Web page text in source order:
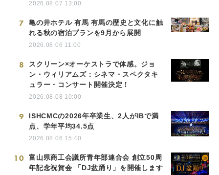
2026.08.07 13:00
7
亀の井ホテル 有馬 有馬の歴史と文化に触
れる秋の宿泊プランを9月から展開
2026.08.06 11:00
8
スクリーン×オーケストラで体感。ジョ
ン・ウィリアムズ：シネマ・スペクタキ
ュラー・コンサート開催決定！
2026.08.08 10:00
9
ISHCMCの2026年卒業生、2人がIBで満
点、学年平均34.5点
2026.08.06 15:40
10
富山県商工会議所青年部連合会 創立50周
年記念祝賀会 「DJ盆踊り」を開催します